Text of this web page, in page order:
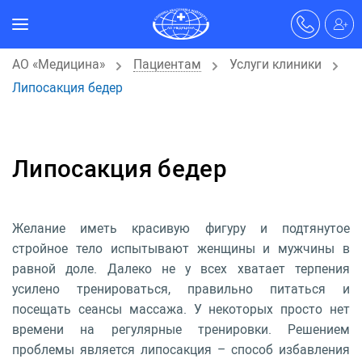
АО «Медицина» Пациентам
Услуги клиники
Липосакция бедер
Липосакция бедер
Желание иметь красивую фигуру и подтянутое
стройное тело испытывают женщины и мужчины в
равной доле. Далеко не у всех хватает терпения
усилено тренироваться, правильно питаться и
посещать сеансы массажа. У некоторых просто нет
времени на регулярные тренировки. Решением
проблемы является липосакция – способ избавления